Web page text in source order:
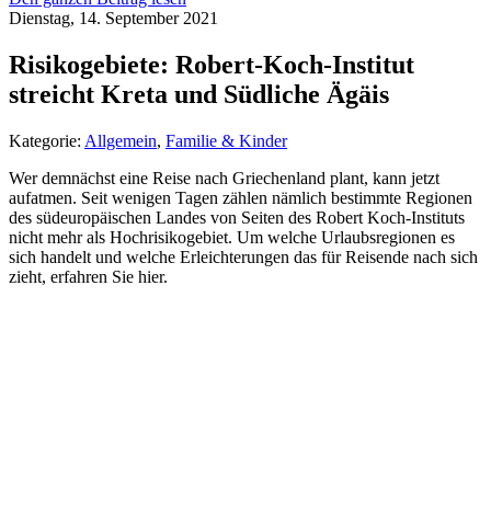
Dienstag, 14. September 2021
Risikogebiete: Robert-Koch-Institut
streicht Kreta und Südliche Ägäis
Kategorie: Allgemein, Familie & Kinder
Wer demnächst eine Reise nach Griechenland plant, kann jetzt
aufatmen. Seit wenigen Tagen zählen nämlich bestimmte Regionen
des südeuropäischen Landes von Seiten des Robert Koch-Instituts
nicht mehr als Hochrisikogebiet. Um welche Urlaubsregionen es
sich handelt und welche Erleichterungen das für Reisende nach sich
zieht, erfahren Sie hier.